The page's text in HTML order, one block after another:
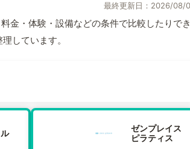
最終更新日：2026/08/
金・体験・設備などの条件で比較したりで
しています。
ゼンプレイス
ピラティス